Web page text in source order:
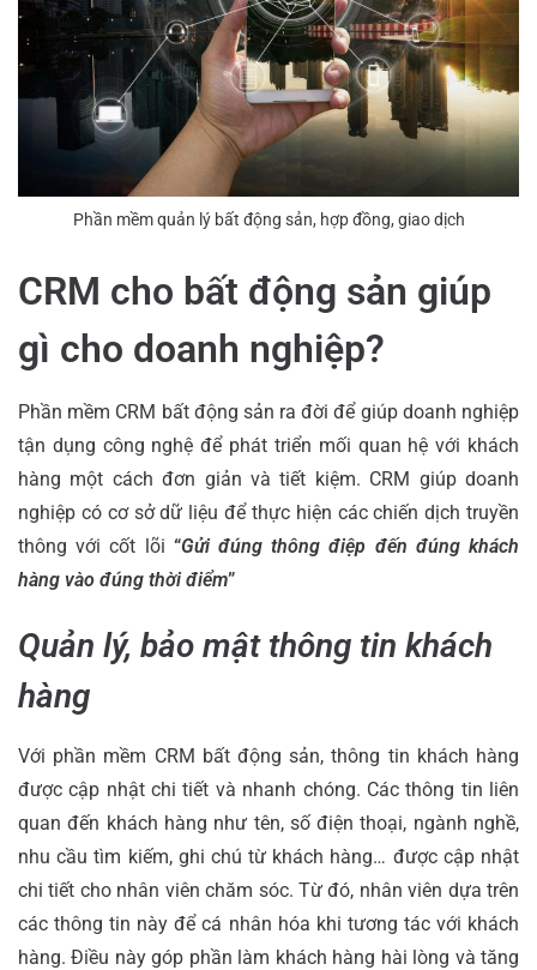
Phần mềm quản lý bất động sản, hợp đồng, giao dịch
CRM cho bất động sản giúp
gì cho doanh nghiệp?
Phần mềm CRM bất động sản ra đời để giúp doanh nghiệp
tận dụng công nghệ để phát triển mối quan hệ với khách
hàng một cách đơn giản và tiết kiệm. CRM giúp doanh
nghiệp có cơ sở dữ liệu để thực hiện các chiến dịch truyền
thông với cốt lõi “Gửi đúng thông điệp đến đúng khách
hàng vào đúng thời điểm”
Quản lý, bảo mật thông tin khách
hàng
Với phần mềm CRM bất động sản, thông tin khách hàng
được cập nhật chi tiết và nhanh chóng. Các thông tin liên
quan đến khách hàng như tên, số điện thoại, ngành nghề,
nhu cầu tìm kiếm, ghi chú từ khách hàng… được cập nhật
chi tiết cho nhân viên chăm sóc. Từ đó, nhân viên dựa trên
các thông tin này để cá nhân hóa khi tương tác với khách
hàng. Điều này góp phần làm khách hàng hài lòng và tăng